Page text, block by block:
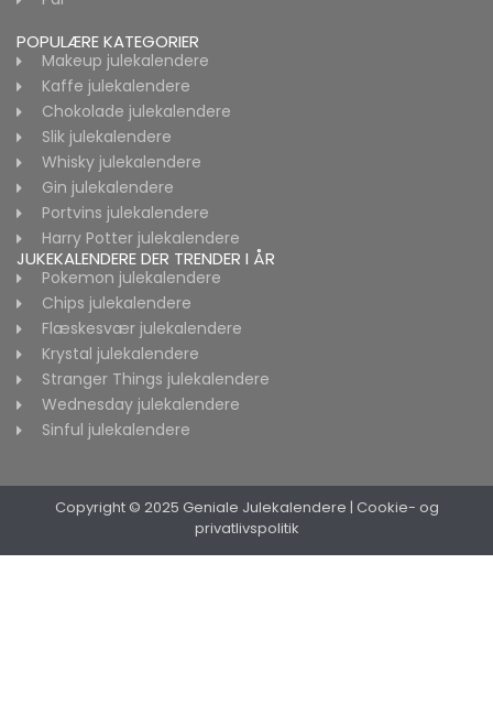
POPULÆRE KATEGORIER
Makeup julekalendere
Kaffe julekalendere
Chokolade julekalendere
Slik julekalendere
Whisky julekalendere
Gin julekalendere
Portvins julekalendere
Harry Potter julekalendere
JUKEKALENDERE DER TRENDER I ÅR
Pokemon julekalendere
Chips julekalendere
Flæskesvær julekalendere
Krystal julekalendere
Stranger Things julekalendere
Wednesday julekalendere
Sinful julekalendere
Copyright © 2025 Geniale Julekalendere | Cookie- og
privatlivspolitik